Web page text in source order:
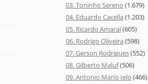
03. Toninho Sereno (1.679)
04. Eduardo Cacella (1.203)
05. Ricardo Amaral(605)
06. Rodrigo Oliveira (598)
07. Gerson Rodrigues(552)
08. Gilberto Maluf(506)
09. Antonio Mario Ielo (466)